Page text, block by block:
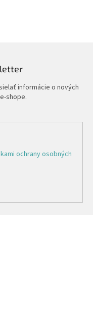
informácie o nových
shope.
ochrany osobných